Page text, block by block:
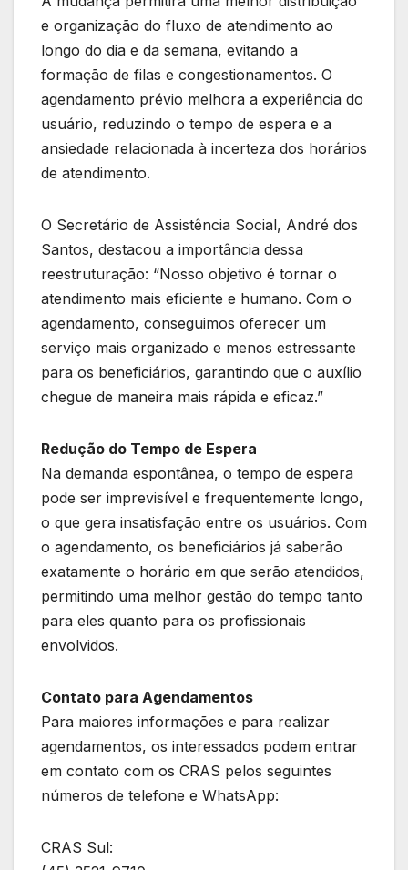
e organização do fluxo de atendimento ao
longo do dia e da semana, evitando a
formação de filas e congestionamentos. O
agendamento prévio melhora a experiência do
usuário, reduzindo o tempo de espera e a
ansiedade relacionada à incerteza dos horários
de atendimento.
O Secretário de Assistência Social, André dos
Santos, destacou a importância dessa
reestruturação: “Nosso objetivo é tornar o
atendimento mais eficiente e humano. Com o
agendamento, conseguimos oferecer um
serviço mais organizado e menos estressante
para os beneficiários, garantindo que o auxílio
chegue de maneira mais rápida e eficaz.”
Redução do Tempo de Espera
Na demanda espontânea, o tempo de espera
pode ser imprevisível e frequentemente longo,
o que gera insatisfação entre os usuários. Com
o agendamento, os beneficiários já saberão
exatamente o horário em que serão atendidos,
permitindo uma melhor gestão do tempo tanto
para eles quanto para os profissionais
envolvidos.
Contato para Agendamentos
Para maiores informações e para realizar
agendamentos, os interessados podem entrar
em contato com os CRAS pelos seguintes
números de telefone e WhatsApp:
CRAS Sul: